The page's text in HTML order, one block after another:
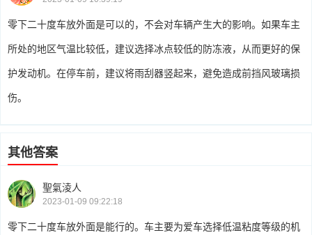
零下二十度车放外面是可以的，不会对车辆产生大的影响。如果车主
所处的地区气温比较低，建议选择冰点较低的防冻液，从而更好的保
护发动机。在停车前，建议将雨刮器竖起来，避免造成前挡风玻璃损
伤。
其他答案
聖氣淩人
2023-01-09 09:22:18
零下二十度车放外面是能行的。车主要为爱车选择低温粘度等级的机